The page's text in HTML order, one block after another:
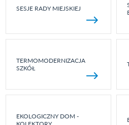
SESJE RADY MIEJSKIEJ
TERMOMODERNIZACJA
SZKÓŁ
EKOLOGICZNY DOM -